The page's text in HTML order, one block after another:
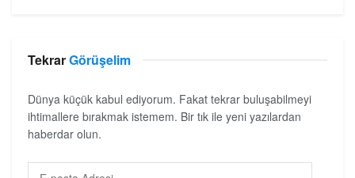
TekrarGörüşelim
Dünya küçük kabul ediyorum. Fakat tekrar buluşabilmeyi
ihtimallere bırakmak istemem. Bir tık ile yeni yazılardan
haberdar olun.